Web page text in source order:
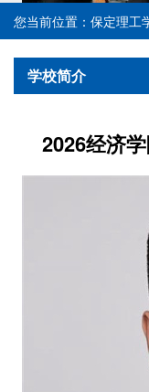
您当前位置： 保定理工
学校简介
2026经济